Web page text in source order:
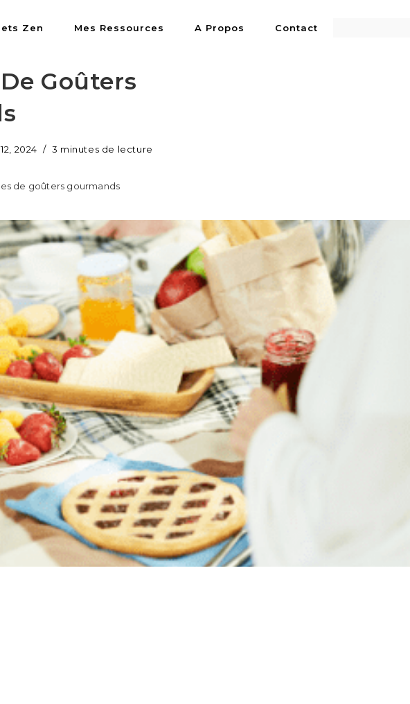
Zen Mes Ressources A Propos Contact
Goûters
2024 3 minutes de lecture
de goûters gourmands